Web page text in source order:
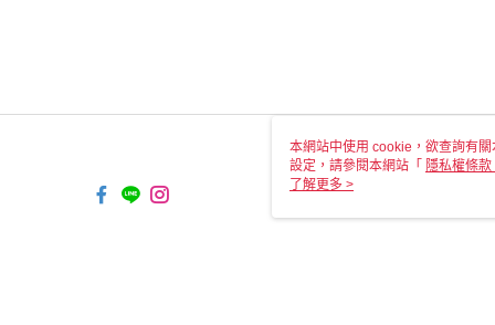
本網站中使用 cookie，欲查詢有
設定，請參閱本網站「 隱私權條款
使用 cookie。
了解更多 >